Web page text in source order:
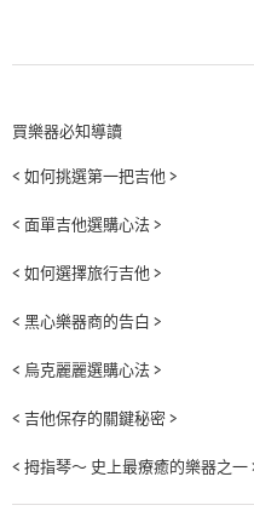
買樂器必知導讀
< 如何挑選第一把吉他 >
< 面單吉他選購心法 >
< 如何選擇旅行吉他 >
< 黑心樂器商的告白 >
< 烏克麗麗選購心法 >
< 吉他保存的關鍵秘密 >
< 拇指琴～ 史上最療癒的樂器之一